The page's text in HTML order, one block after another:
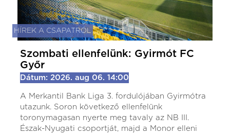
HÍREK A CSAPATRÓL
Szombati ellenfelünk: Gyirmót FC
Győr
Dátum: 2026. aug 06. 14:00
A Merkantil Bank Liga 3. fordulójában Gyirmótra
utazunk. Soron következő ellenfelünk
toronymagasan nyerte meg tavaly az NB III.
Észak-Nyugati csoportját, majd a Monor elleni